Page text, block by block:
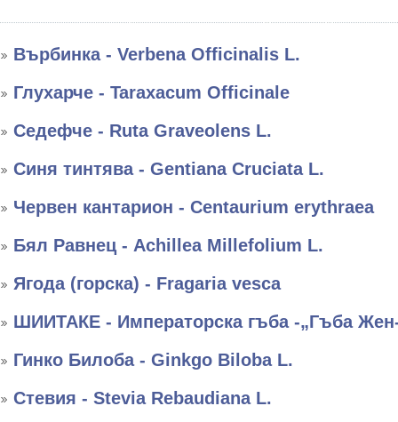
Върбинка - Verbena Officinalis L.
Глухарче - Taraxacum Officinale
Седефче - Ruta Graveolens L.
Синя тинтява - Gentiana Cruciata L.
Червен кантарион - Centaurium erythraea
Бял Равнец - Achillea Millefolium L.
Ягода (горска) - Fragaria vesca
ШИИТАКЕ - Императорска гъба -„Гъба
Гинко Билоба - Ginkgo Biloba L.
Стевия - Stevia Rebaudiana L.